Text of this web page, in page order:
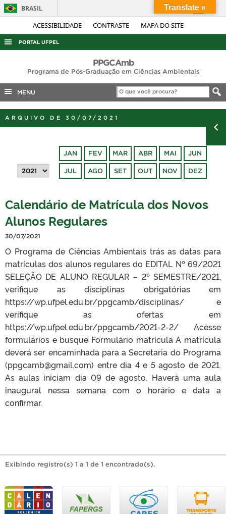
ACESSIBILIDADE CONTRASTE MAPA DO SITE
BRASIL
Simplifique!
Acesso à informação
Legislação
Canais
PORTAL UFPEL
AUDITORIA
COBALTO
CONCURSOS
EDITAIS
INTERNACIONAL
PORTARIAS
PPGCAmb
Programa de Pós-Graduação em Ciências Ambientais
MENU
ARQUIVO DE 30/07/2021
JAN FEV MAR ABR MAI JUN
JUL AGO SET OUT NOV DEZ
Calendário de Matrícula dos Novos
Alunos Regulares
30/07/2021
O Programa de Ciências Ambientais trás as datas para
matrículas dos alunos regulares do EDITAL Nº 69/2021
SELEÇÃO DE ALUNO REGULAR – 2º SEMESTRE/2021,
verifique as disciplinas obrigatórias em
https://wp.ufpel.edu.br/ppgcamb/disciplinas/ e
verifique as ofertas em
https://wp.ufpel.edu.br/ppgcamb/2021-2-2/ Acesse
formulários e busque Formulário matrícula A matrícula
deverá ser encaminhada para a Secretaria do Programa
(ppgcamb@gmail.com) entre dia 4 e 5 agosto de 2021.
As aulas iniciam dia 09 de agosto. Haverá uma aula
inaugural nessa semana com o horário e data a
confirmar.
Exibindo registro(s) 1 a 1 de 1 encontrado(s).
Translate »